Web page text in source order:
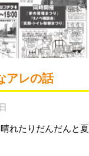
アレの話
れたりだんだんと夏